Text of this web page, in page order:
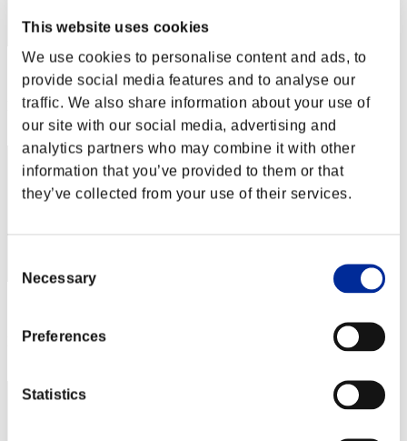
This website uses cookies
We use cookies to personalise content and ads, to
provide social media features and to analyse our
traffic. We also share information about your use of
our site with our social media, advertising and
analytics partners who may combine it with other
information that you’ve provided to them or that
they’ve collected from your use of their services.
Selection
Necessary
Preferences
Statistics
スコア: -
RANK
292
RANK